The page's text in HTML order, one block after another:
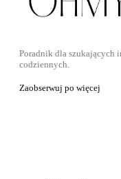
Poradnik dla szukających
codziennych.
Zaobserwuj po więcej